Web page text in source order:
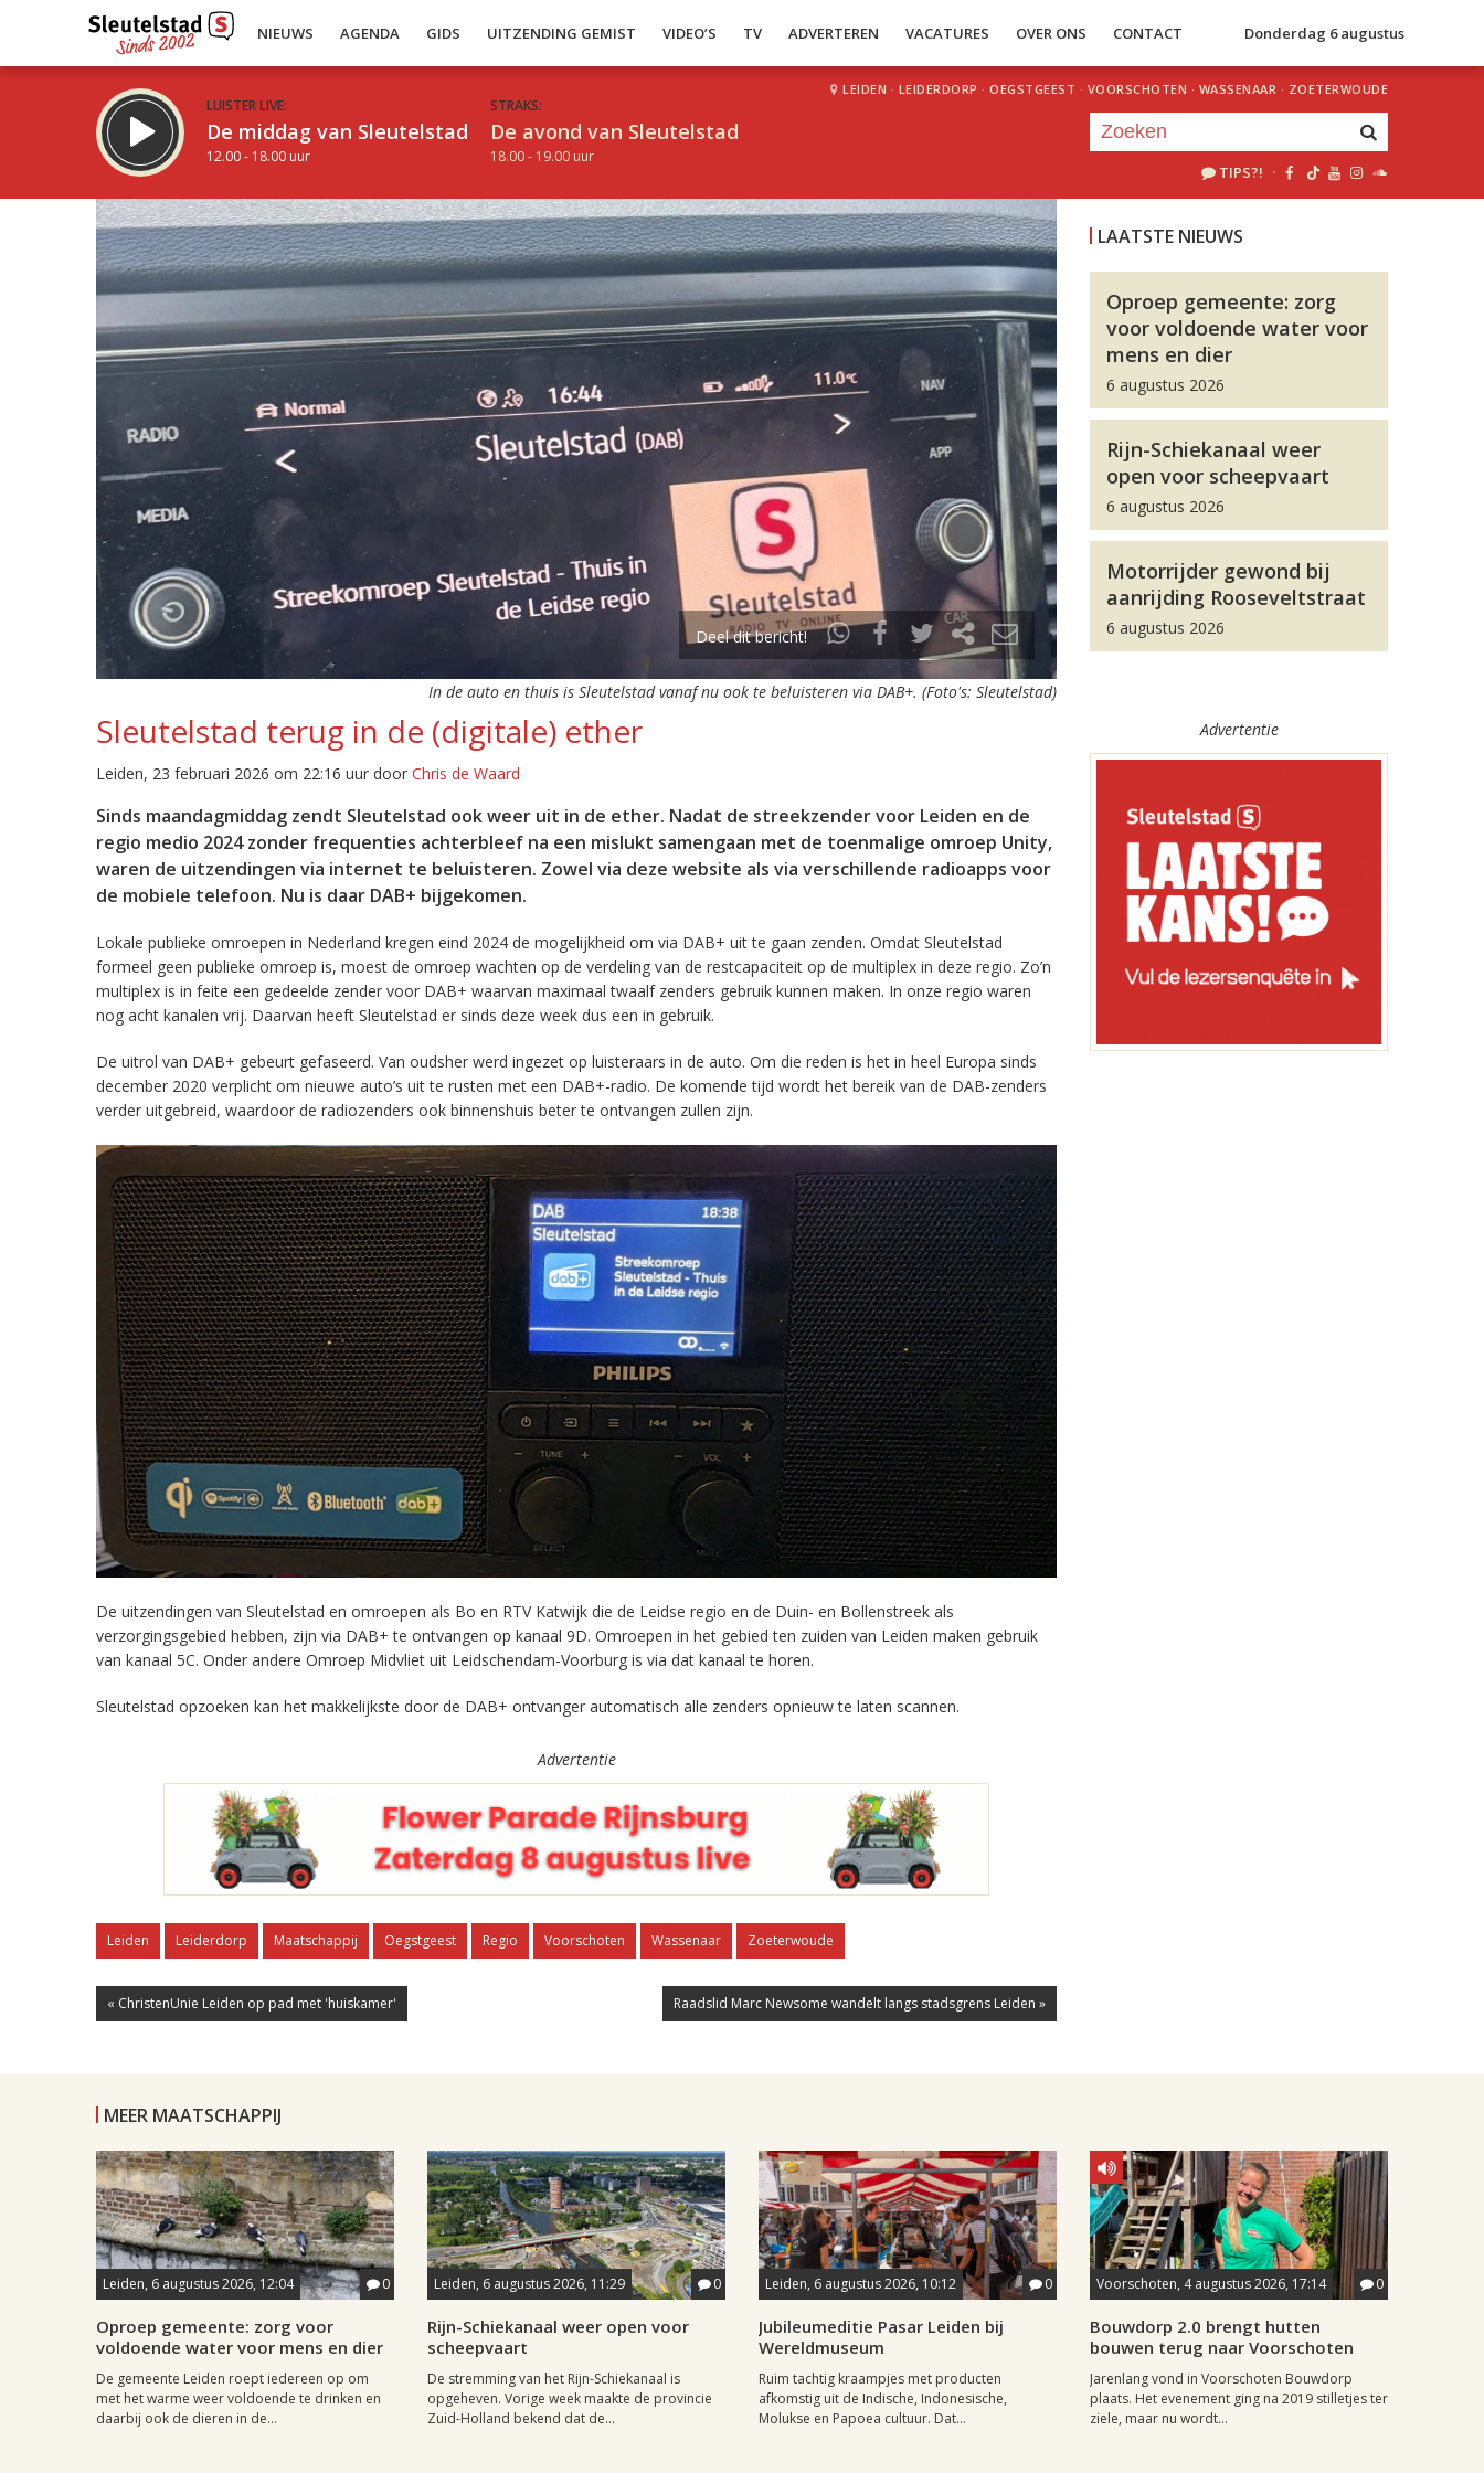
NIEUWS AGENDA GIDS UITZENDING GEMIST VIDEO’S TV ADVERTEREN VACATURES OVER ONS CONTACT Donderdag 6 augustus
LUISTER LIVE:
De middag van Sleutelstad
12.00 - 18.00 uur
STRAKS:
De avond van Sleutelstad
18.00 - 19.00 uur
LEIDEN · LEIDERDORP · OEGSTGEEST · VOORSCHOTEN · WASSENAAR · ZOETERWOUDE
TIPS?! ·
Deel dit bericht!
In de auto en thuis is Sleutelstad vanaf nu ook te beluisteren via DAB+. (Foto's: Sleutelstad)
Sleutelstad terug in de (digitale) ether
Leiden, 23 februari 2026 om 22:16 uur door Chris de Waard
Sinds maandagmiddag zendt Sleutelstad ook weer uit in de ether. Nadat de streekzender voor Leiden en de
regio medio 2024 zonder frequenties achterbleef na een mislukt samengaan met de toenmalige omroep Unity,
waren de uitzendingen via internet te beluisteren. Zowel via deze website als via verschillende radioapps voor
de mobiele telefoon. Nu is daar DAB+ bijgekomen.
Lokale publieke omroepen in Nederland kregen eind 2024 de mogelijkheid om via DAB+ uit te gaan zenden. Omdat Sleutelstad
formeel geen publieke omroep is, moest de omroep wachten op de verdeling van de restcapaciteit op de multiplex in deze regio. Zo’n
multiplex is in feite een gedeelde zender voor DAB+ waarvan maximaal twaalf zenders gebruik kunnen maken. In onze regio waren
nog acht kanalen vrij. Daarvan heeft Sleutelstad er sinds deze week dus een in gebruik.
De uitrol van DAB+ gebeurt gefaseerd. Van oudsher werd ingezet op luisteraars in de auto. Om die reden is het in heel Europa sinds
december 2020 verplicht om nieuwe auto’s uit te rusten met een DAB+-radio. De komende tijd wordt het bereik van de DAB-zenders
verder uitgebreid, waardoor de radiozenders ook binnenshuis beter te ontvangen zullen zijn.
De uitzendingen van Sleutelstad en omroepen als Bo en RTV Katwijk die de Leidse regio en de Duin- en Bollenstreek als
verzorgingsgebied hebben, zijn via DAB+ te ontvangen op kanaal 9D. Omroepen in het gebied ten zuiden van Leiden maken gebruik
van kanaal 5C. Onder andere Omroep Midvliet uit Leidschendam-Voorburg is via dat kanaal te horen.
Sleutelstad opzoeken kan het makkelijkste door de DAB+ ontvanger automatisch alle zenders opnieuw te laten scannen.
Advertentie
Leiden Leiderdorp Maatschappij Oegstgeest Regio Voorschoten Wassenaar Zoeterwoude
« ChristenUnie Leiden op pad met 'huiskamer' Raadslid Marc Newsome wandelt langs stadsgrens Leiden »
LAATSTE NIEUWS
Oproep gemeente: zorg
voor voldoende water voor
mens en dier
6 augustus 2026
Rijn-Schiekanaal weer
open voor scheepvaart
6 augustus 2026
Motorrijder gewond bij
aanrijding Rooseveltstraat
6 augustus 2026
Advertentie
MEER MAATSCHAPPIJ
Leiden, 6 augustus 2026, 12:04 0
Oproep gemeente: zorg voor
voldoende water voor mens en dier
De gemeente Leiden roept iedereen op om
met het warme weer voldoende te drinken en
daarbij ook de dieren in de...
Leiden, 6 augustus 2026, 11:29 0
Rijn-Schiekanaal weer open voor
scheepvaart
De stremming van het Rijn-Schiekanaal is
opgeheven. Vorige week maakte de provincie
Zuid-Holland bekend dat de...
Leiden, 6 augustus 2026, 10:12 0
Jubileumeditie Pasar Leiden bij
Wereldmuseum
Ruim tachtig kraampjes met producten
afkomstig uit de Indische, Indonesische,
Molukse en Papoea cultuur. Dat...
Voorschoten, 4 augustus 2026, 17:14 0
Bouwdorp 2.0 brengt hutten
bouwen terug naar Voorschoten
Jarenlang vond in Voorschoten Bouwdorp
plaats. Het evenement ging na 2019 stilletjes ter
ziele, maar nu wordt...